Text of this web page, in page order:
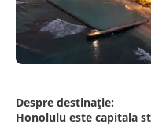
Despre destinație:
Honolulu este capitala